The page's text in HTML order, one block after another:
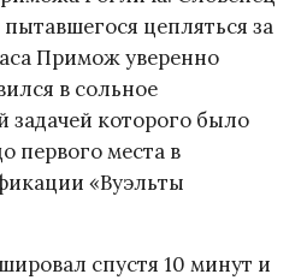
цепляться за
Примож уверенно
в сольное
задачей которого было
первого места в
«Вуэльты
спустя 10 минут и